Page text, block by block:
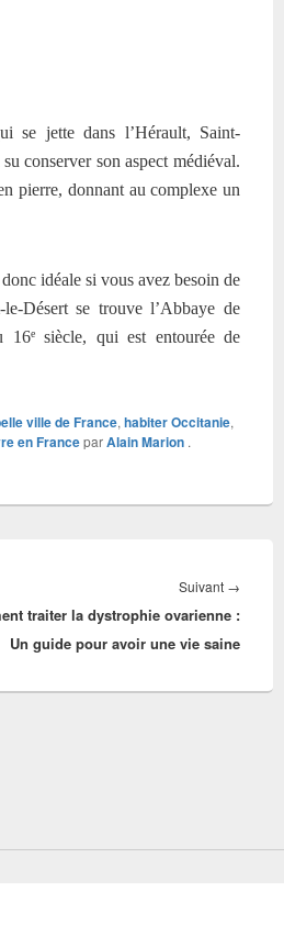
se jette dans l’Hérault, Saint-
conserver son aspect médiéval.
pierre, donnant au complexe un
idéale si vous avez besoin de
Désert se trouve l’Abbaye de
16esiècle, qui est entourée de
ville de France, habiter Occitanie,
en FranceparAlain Marion .
Suivant →
suivant :
traiter la dystrophie ovarienne :
Un guide pour avoir une vie saine